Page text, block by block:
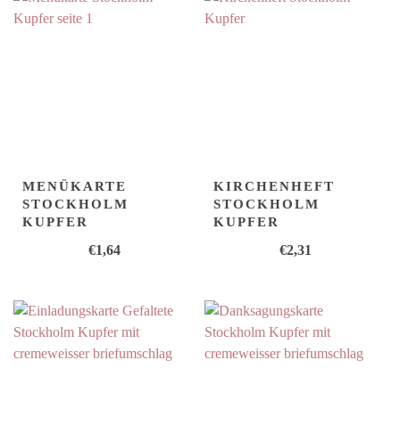
MENÜKARTE
STOCKHOLM
KUPFER
€1,64
KIRCHENHEFT
STOCKHOLM
KUPFER
€2,31